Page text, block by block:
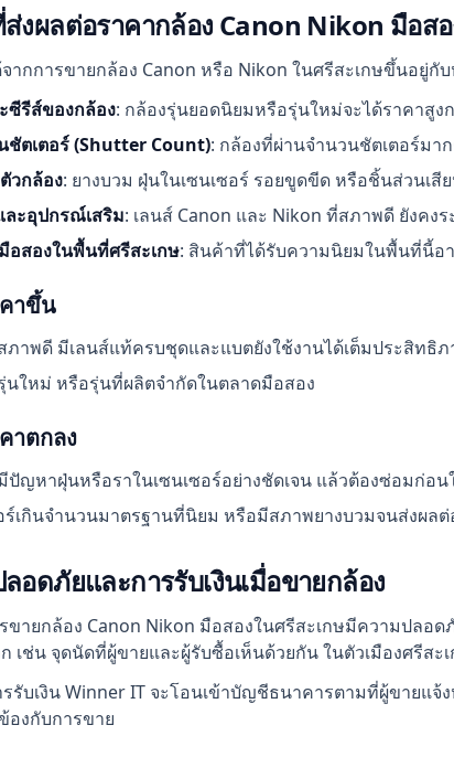
งผลต่อราคากล้อง Canon Nikon มือส
ากการขายกล้อง Canon หรือ Nikon ในศรีสะเกษขึ้นอยู่กั
ซีรีส์ของกล้อง: กล้องรุ่นยอดนิยมหรือรุ่นใหม่จะได้ราคาสูง
ชัตเตอร์ (Shutter Count): กล้องที่ผ่านจำนวนชัตเตอร์มา
วกล้อง: ยางบวม ฝุ่นในเซนเซอร์ รอยขูดขีด หรือชิ้นส่วนเสี
ละอุปกรณ์เสริม: เลนส์ Canon และ Nikon ที่สภาพดี ยังค
อสองในพื้นที่ศรีสะเกษ: สินค้าที่ได้รับความนิยมในพื้นที่นี้อ
าขึ้น
ภาพดี มีเลนส์แท้ครบชุดและแบตยังใช้งานได้เต็มประสิทธิภ
นใหม่ หรือรุ่นที่ผลิตจำกัดในตลาดมือสอง
าตกลง
ปัญหาฝุ่นหรือราในเซนเซอร์อย่างชัดเจน แล้วต้องซ่อมก่อน
ร์เกินจำนวนมาตรฐานที่นิยม หรือมีสภาพยางบวมจนส่งผล
อดภัยและการรับเงินเมื่อขายกล้อง
ขายกล้อง Canon Nikon มือสองในศรีสะเกษมีความปล
เช่น จุดนัดที่ผู้ขายและผู้รับซื้อเห็นด้วยกัน ในตัวเมืองศรีสะ
รับเงิน Winner IT จะโอนเข้าบัญชีธนาคารตามที่ผู้ขายแ
องกับการขาย